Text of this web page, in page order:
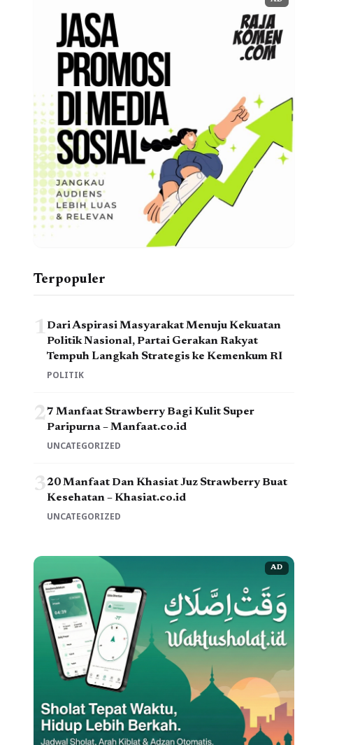
Terpopuler
1 Dari Aspirasi Masyarakat Menuju Kekuatan
Politik Nasional, Partai Gerakan Rakyat
Tempuh Langkah Strategis ke Kemenkum RI
POLITIK
27 Manfaat Strawberry Bagi Kulit Super
Paripurna – Manfaat.co.id
UNCATEGORIZED
320 Manfaat Dan Khasiat Juz Strawberry Buat
Kesehatan – Khasiat.co.id
UNCATEGORIZED
AD